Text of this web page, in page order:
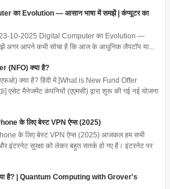
का Evolution — आसान भाषा में समझें | कंप्यूटर का
10-2025 Digital Computer का Evolution —
अगर आपने कभी सोचा है कि आज के आधुनिक लैपटॉप या...
(NFO) क्या है?
क्या है? हिंदी में [What is New Fund Offer
एसेट मैनेजमेंट कंपनियों (एएमसी) द्वारा शुरू की गई नई योजना
के लिए बेस्ट VPN ऐप्स (2025)
के लिए बेस्ट VPN ऐप्स (2025) आजकल हम सभी
इंटरनेट सुरक्षा को लेकर बहुत सतर्क हो गए हैं। इंटरनेट पर
है? | Quantum Computing with Grover's